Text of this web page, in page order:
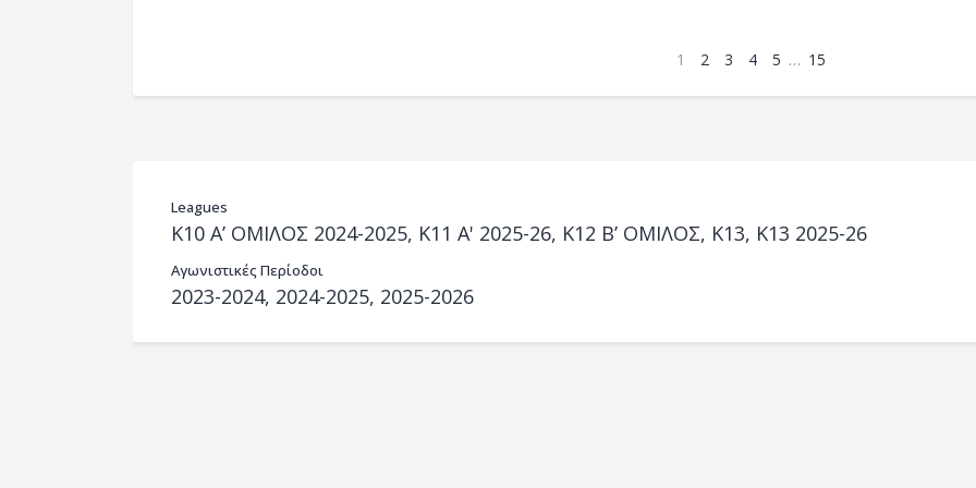
1 2 3 4 5 … 15
Leagues
K10 Α’ ΟΜΙΛΟΣ 2024-2025, Κ11 Α' 2025-26, Κ12 Β’ ΟΜΙΛΟΣ, K13, Κ13 2025-26
Αγωνιστικές Περίοδοι
2023-2024, 2024-2025, 2025-2026